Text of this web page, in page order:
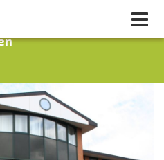
van 0